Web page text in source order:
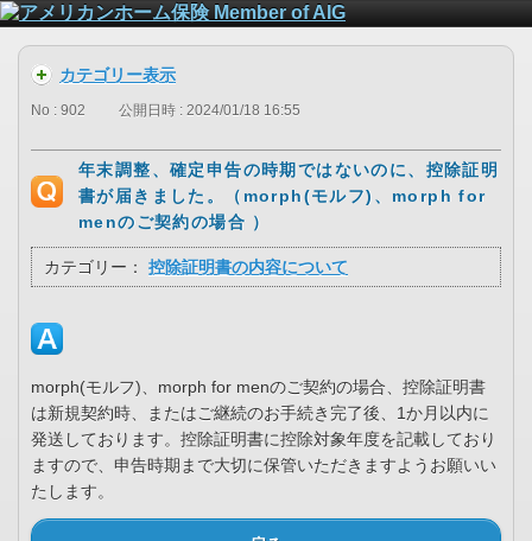
カテゴリー表示
No : 902 公開日時 : 2024/01/18 16:55
年末調整、確定申告の時期ではないのに、控除証明
書が届きました。（morph(モルフ)、morph for
menのご契約の場合 ）
カテゴリー： 控除証明書の内容について
morph(モルフ)、morph for menのご契約の場合、控除証明書
は新規契約時、またはご継続のお手続き完了後、1か月以内に
発送しております。控除証明書に控除対象年度を記載しており
ますので、申告時期まで大切に保管いただきますようお願いい
たします。